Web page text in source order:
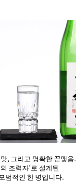
, 그리고 명확한 끝맺음.
조력자’로 설계된
범적인 한 병입니다.